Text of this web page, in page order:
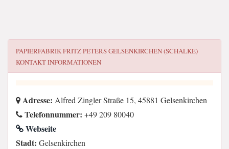
PAPIERFABRIK FRITZ PETERS GELSENKIRCHEN (SCHALKE)
KONTAKT INFORMATIONEN
Adresse: Alfred Zingler Straße 15, 45881 Gelsenkirchen
Telefonnummer: +49 209 80040
Webseite
Stadt: Gelsenkirchen